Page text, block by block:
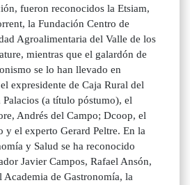
fueron reconocidos la Etsiam,
la Fundación Centro de
Agroalimentaria del Valle de los
mientras que el galardón de
se lo han llevado en
expresidente de Caja Rural del
Palacios (a título póstumo), el
Andrés del Campo; Dcoop, el
y el experto Gerard Peltre. En la
y Salud se ha reconocido
Javier Campos, Rafael Ansón,
Academia de Gastronomía, la